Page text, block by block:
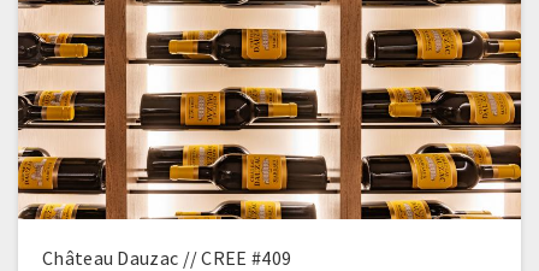
Château Dauzac // CREE #409